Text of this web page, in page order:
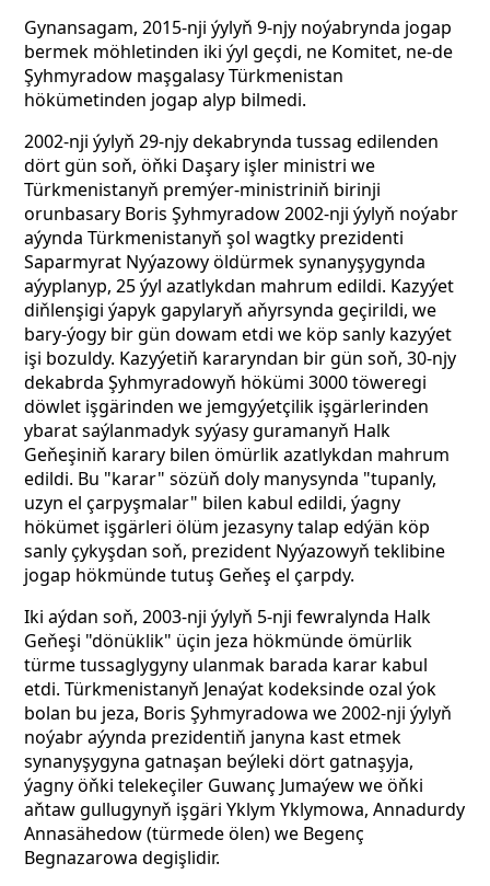
Gynansagam, 2015-nji ýylyň 9-njy noýabrynda jogap
bermek möhletinden iki ýyl geçdi, ne Komitet, ne-de
Şyhmyradow maşgalasy Türkmenistan
hökümetinden jogap alyp bilmedi.
2002-nji ýylyň 29-njy dekabrynda tussag edilenden
dört gün soň, öňki Daşary işler ministri we
Türkmenistanyň premýer-ministriniň birinji
orunbasary Boris Şyhmyradow 2002-nji ýylyň noýabr
aýynda Türkmenistanyň şol wagtky prezidenti
Saparmyrat Nyýazowy öldürmek synanyşygynda
aýyplanyp, 25 ýyl azatlykdan mahrum edildi. Kazyýet
diňlenşigi ýapyk gapylaryň aňyrsynda geçirildi, we
bary-ýogy bir gün dowam etdi we köp sanly kazyýet
işi bozuldy. Kazyýetiň kararyndan bir gün soň, 30-njy
dekabrda Şyhmyradowyň hökümi 3000 töweregi
döwlet işgärinden we jemgyýetçilik işgärlerinden
ybarat saýlanmadyk syýasy guramanyň Halk
Geňeşiniň karary bilen ömürlik azatlykdan mahrum
edildi. Bu "karar" sözüň doly manysynda "tupanly,
uzyn el çarpyşmalar" bilen kabul edildi, ýagny
hökümet işgärleri ölüm jezasyny talap edýän köp
sanly çykyşdan soň, prezident Nyýazowyň teklibine
jogap hökmünde tutuş Geňeş el çarpdy.
Iki aýdan soň, 2003-nji ýylyň 5-nji fewralynda Halk
Geňeşi "dönüklik" üçin jeza hökmünde ömürlik
türme tussaglygyny ulanmak barada karar kabul
etdi. Türkmenistanyň Jenaýat kodeksinde ozal ýok
bolan bu jeza, Boris Şyhmyradowa we 2002-nji ýylyň
noýabr aýynda prezidentiň janyna kast etmek
synanyşygyna gatnaşan beýleki dört gatnaşyja,
ýagny öňki telekeçiler Guwanç Jumaýew we öňki
aňtaw gullugynyň işgäri Yklym Yklymowa,Annadurdy
Annasähedow (türmede ölen) we Begenç
Begnazarowa degişlidir.